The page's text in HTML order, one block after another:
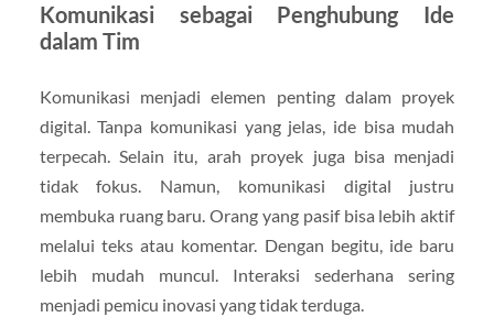
Komunikasi sebagai Penghubung Ide
dalam Tim
Komunikasi menjadi elemen penting dalam proyek
digital. Tanpa komunikasi yang jelas, ide bisa mudah
terpecah. Selain itu, arah proyek juga bisa menjadi
tidak fokus. Namun, komunikasi digital justru
membuka ruang baru. Orang yang pasif bisa lebih aktif
melalui teks atau komentar. Dengan begitu, ide baru
lebih mudah muncul. Interaksi sederhana sering
menjadi pemicu inovasi yang tidak terduga.